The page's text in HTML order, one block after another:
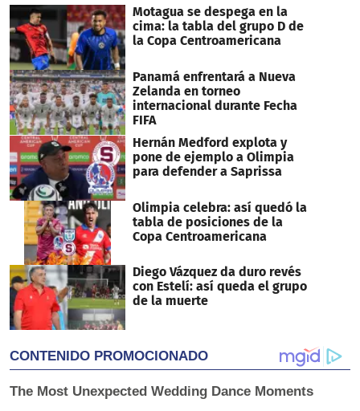
0
Motagua se despega en la
cima: la tabla del grupo D de
la Copa Centroamericana
Panamá enfrentará a Nueva
Zelanda en torneo
internacional durante Fecha
FIFA
Hernán Medford explota y
pone de ejemplo a Olimpia
para defender a Saprissa
Olimpia celebra: así quedó la
tabla de posiciones de la
Copa Centroamericana
Diego Vázquez da duro revés
con Estelí: así queda el grupo
de la muerte